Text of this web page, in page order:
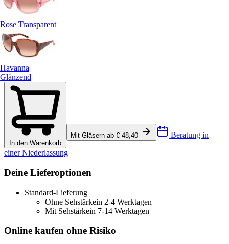
Rose Transparent
Havanna
Glänzend
In den Warenkorb
Mit Gläsern ab € 48,40 Beratung in
einer Niederlassung
Deine Lieferoptionen
Standard-Lieferung
Ohne Sehstärkein 2-4 Werktagen
Mit Sehstärkein 7-14 Werktagen
Online kaufen ohne Risiko